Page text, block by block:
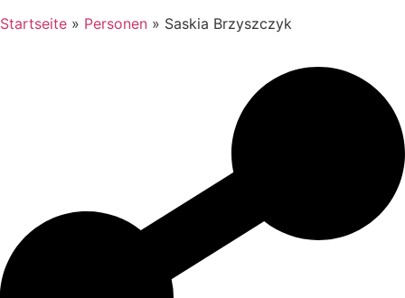
Startseite » Personen » Saskia Brzyszczyk